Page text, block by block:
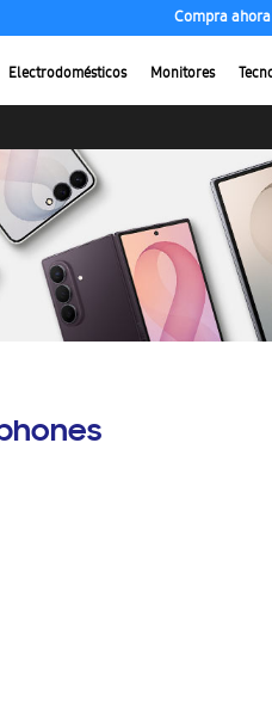
Compra hasta
Electrodomésticos Monitores